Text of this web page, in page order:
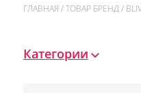
ГЛАВНАЯ /ТОВАР БРЕНД/
Категории